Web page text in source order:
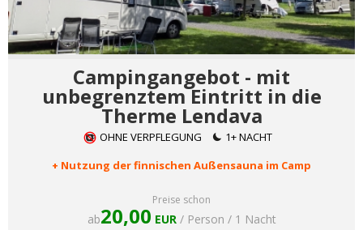
Preise schon
ab20,00 EUR / Person / 1 Nacht
Campingangebot - mit
unbegrenztem Eintritt in die
Therme Lendava
OHNE VERPFLEGUNG
1+ NACHT
+ Nutzung der finnischen Außensauna im Camp